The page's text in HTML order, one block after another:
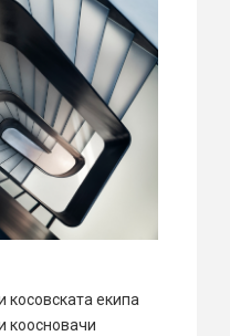
косовската екипа
коосновачи